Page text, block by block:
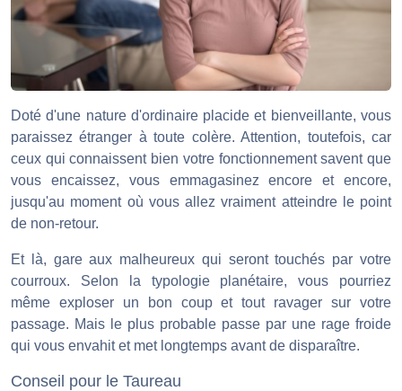
Doté d'une nature d'ordinaire placide et bienveillante, vous
paraissez étranger à toute colère. Attention, toutefois, car
ceux qui connaissent bien votre fonctionnement savent que
vous encaissez, vous emmagasinez encore et encore,
jusqu'au moment où vous allez vraiment atteindre le point
de non-retour.
Et là, gare aux malheureux qui seront touchés par votre
courroux. Selon la typologie planétaire, vous pourriez
même exploser un bon coup et tout ravager sur votre
passage. Mais le plus probable passe par une rage froide
qui vous envahit et met longtemps avant de disparaître.
Conseil pour le Taureau